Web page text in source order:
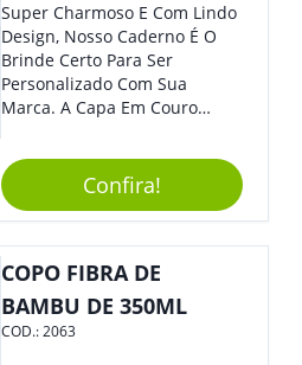
Super Charmoso E Com Lindo
Design, Nosso Caderno É O
Brinde Certo Para Ser
Personalizado Com Sua
Marca. A Capa Em Couro
Elástico Permite Maior
Segurança Ao Carregá-Lo.
Ofereça A Seus Clientes E
Colaboradores, Sem Dúvidas
Eles Irão Adorar.
Confira!
COPO FIBRA DE
BAMBU DE 350ML
COD.:2063